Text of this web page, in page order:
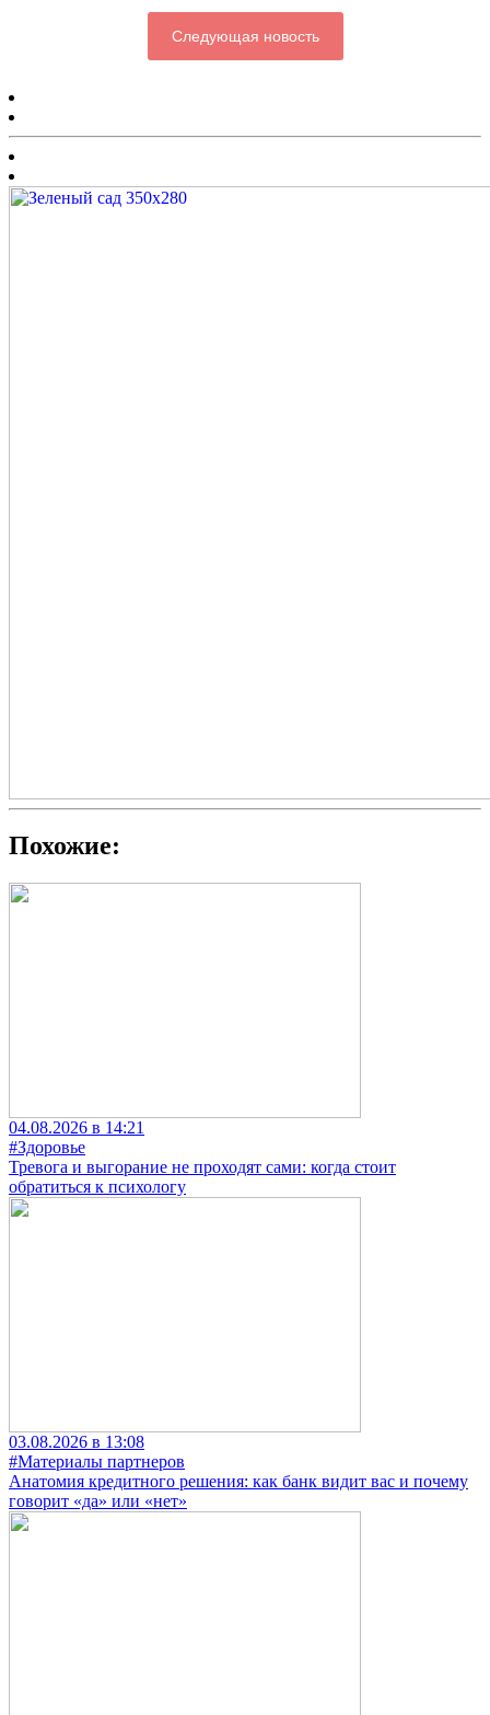
Следующая новость
Похожие:
04.08.2026 в 14:21
#Здоровье
Тревога и выгорание не проходят сами: когда стоит
обратиться к психологу
03.08.2026 в 13:08
#Материалы партнеров
Анатомия кредитного решения: как банк видит вас и почему
говорит «да» или «нет»